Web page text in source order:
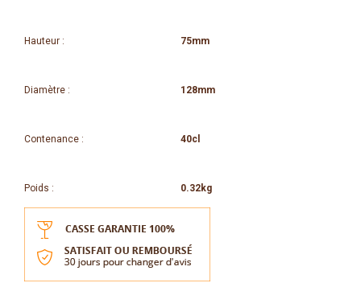
Hauteur : 75mm
Diamètre : 128mm
Contenance : 40cl
Poids : 0.32kg